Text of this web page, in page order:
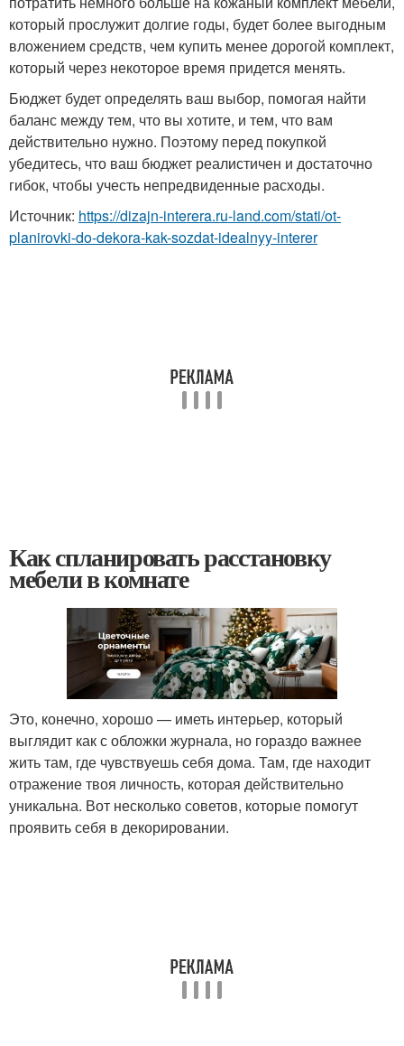
который прослужит долгие годы, будет более выгодным
вложением средств, чем купить менее дорогой комплект,
который через некоторое время придется менять.
Бюджет будет определять ваш выбор, помогая найти
баланс между тем, что вы хотите, и тем, что вам
действительно нужно. Поэтому перед покупкой
убедитесь, что ваш бюджет реалистичен и достаточно
гибок, чтобы учесть непредвиденные расходы.
Источник: https://dizajn-interera.ru-land.com/stati/ot-
planirovki-do-dekora-kak-sozdat-idealnyy-interer
Как спланировать расстановку
мебели в комнате
Это, конечно, хорошо — иметь интерьер, который
выглядит как с обложки журнала, но гораздо важнее
жить там, где чувствуешь себя дома. Там, где находит
отражение твоя личность, которая действительно
уникальна. Вот несколько советов, которые помогут
проявить себя в декорировании.